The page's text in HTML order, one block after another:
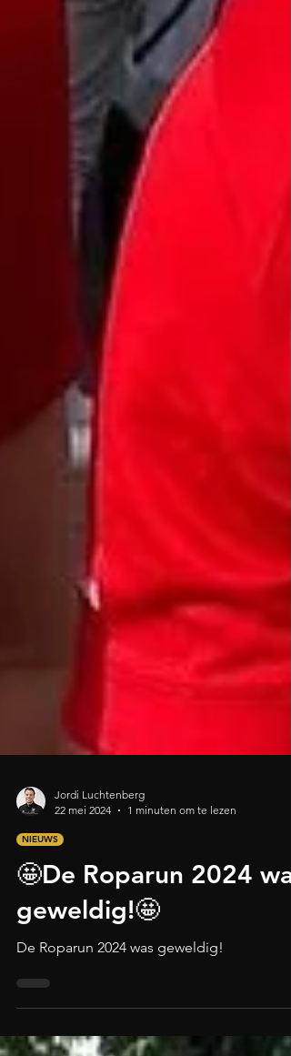
Jordi Luchtenberg
NIEUWS
🤩De Roparun 2024 was
geweldig!🤩
De Roparun 2024 was geweldig!